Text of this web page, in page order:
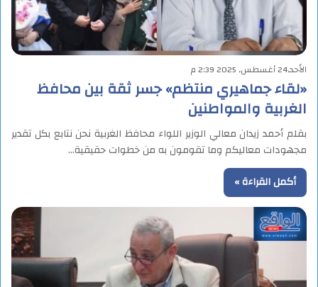
الأحد,24 أغسطس, 2025 2:39 م
«لقاء جماهيري منتظم» جسر ثقة بين محافظ
الغربية والمواطنين
بقلم أحمد زيدان معالي الوزير اللواء محافظ الغربية نحن نتابع بكل تقدير
مجهودات معاليكم وما تقومون به من خطوات حقيقية…
أكمل القراءة »